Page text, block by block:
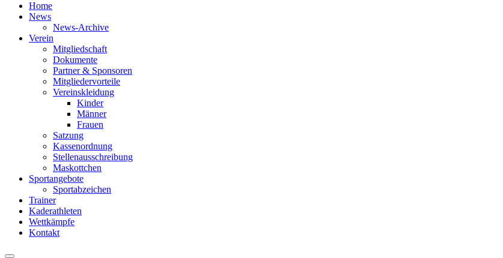
Home
News
News-Archive
Verein
Mitgliedschaft
Dokumente
Partner & Sponsoren
Mitgliedervorteile
Vereinskleidung
Kinder
Männer
Frauen
Satzung
Kassenordnung
Stellenausschreibung
Maskottchen
Sportangebote
Sportabzeichen
Trainer
Kaderathleten
Wettkämpfe
Kontakt